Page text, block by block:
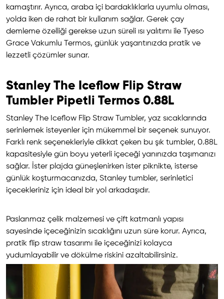
kamaştırır. Ayrıca, araba içi bardaklıklarla uyumlu olması,
yolda iken de rahat bir kullanım sağlar. Gerek çay
demleme özelliği gerekse uzun süreli ısı yalıtımı ile Tyeso
Grace Vakumlu Termos, günlük yaşantınızda pratik ve
lezzetli çözümler sunar.
Stanley The Iceflow Flip Straw
Tumbler Pipetli Termos 0.88L
Stanley The Iceflow Flip Straw Tumbler, yaz sıcaklarında
serinlemek isteyenler için mükemmel bir seçenek sunuyor.
Farklı renk seçenekleriyle dikkat çeken bu şık tumbler, 0.88L
kapasitesiyle gün boyu yeterli içeceği yanınızda taşımanızı
sağlar. İster plajda güneşlenirken ister piknikte, isterse
günlük koşturmacanızda, Stanley tumbler, serinletici
içecekleriniz için ideal bir yol arkadaşıdır.
Paslanmaz çelik malzemesi ve çift katmanlı yapısı
sayesinde içeceğinizin sıcaklığını uzun süre korur. Ayrıca,
pratik flip straw tasarımı ile içeceğinizi kolayca
yudumlayabilir ve dökülme riskini azaltabilirsiniz.